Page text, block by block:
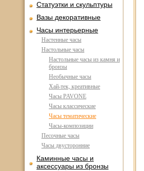
Статуэтки и скульптуры
Вазы декоративные
Часы интерьерные
Настенные часы
Настольные часы
Настольные часы из камня и
бронзы
Необычные часы
Хай-тек, креативные
Часы PAVONE
Часы классические
Часы тематические
Часы-композиции
Песочные часы
Часы двусторонние
Каминные часы и
аксессуары из бронзы